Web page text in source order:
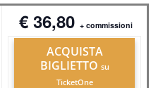
€ 36,80 + commissioni
ACQUISTA
BIGLIETTO su
TicketOne